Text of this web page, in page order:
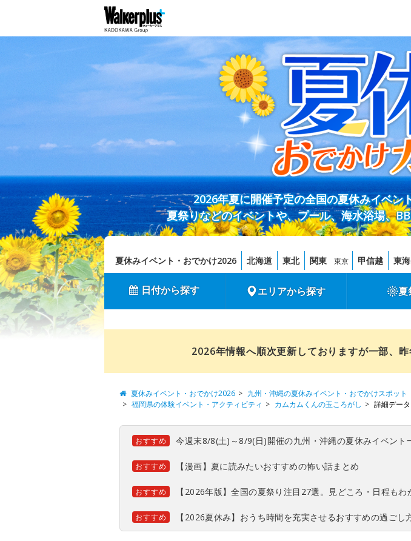
2026年夏に開催予定の全国の夏休みイベン
夏祭りなどのイベントや、プール、海水浴場、
夏休みイベント・おでかけ2026 北海道 東北 関東 東京 甲信越 東海
日付から探す エリアから探す 夏
2026年情報へ順次更新しておりますが一部、
夏休みイベント・おでかけ2026 九州・沖縄の夏休みイベント・おでかけスポット
福岡県の体験イベント・アクティビティ
カムカムくんの玉ころがし 詳細データ
おすすめ 今週末8/8(土)～8/9(日)開催の九州・沖縄の夏休みイベント
おすすめ 【漫画】夏に読みたいおすすめの怖い話まとめ
おすすめ 【2026年版】全国の夏祭り注目27選。見どころ・日程もわ
おすすめ 【2026夏休み】おうち時間を充実させるおすすめの過ごし